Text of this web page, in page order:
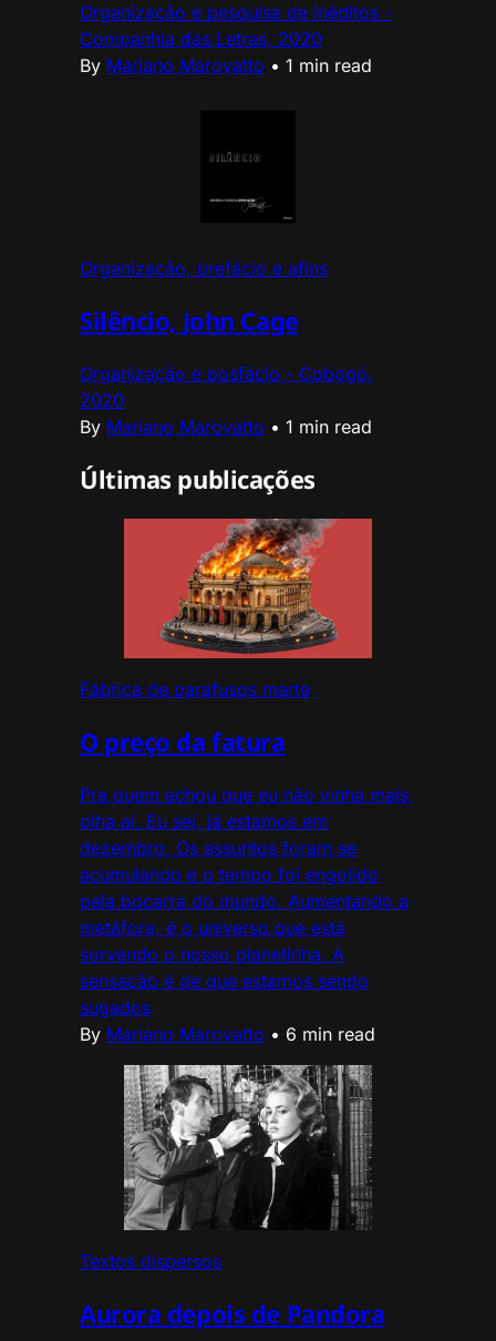
Organização e pesquisa de inéditos -
Companhia das Letras, 2020
By Mariano Marovatto • 1 min read
Organização, prefácio e afins
Silêncio, John Cage
Organização e posfácio - Cobogó,
2020
By Mariano Marovatto • 1 min read
Últimas publicações
Fábrica de parafusos marte
O preço da fatura
Pra quem achou que eu não vinha mais,
olha aí. Eu sei, já estamos em
dezembro. Os assuntos foram se
acumulando e o tempo foi engolido
pela bocarra do mundo. Aumentando a
metáfora, é o universo que está
sorvendo o nosso planetinha. A
sensação é de que estamos sendo
sugados
By Mariano Marovatto • 6 min read
Textos dispersos
Aurora depois de Pandora